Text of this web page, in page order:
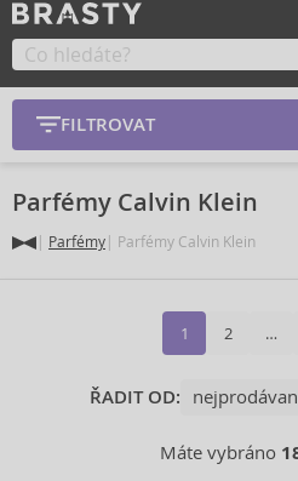
FILTROVAT
Parfémy Calvin Klein
Parfémy Parfémy Calvin Klein
1 2 …
ŘADIT OD:
Máte vybráno